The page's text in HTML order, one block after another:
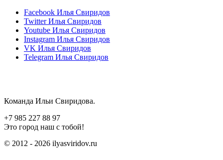
Facebook Илья Свиридов
Twitter Илья Свиридов
Youtube Илья Свиридов
Instagram Илья Свиридов
VK Илья Свиридов
Telegram Илья Свиридов
Команда Ильи Свиридова.
+7 985 227 88 97
Это город наш с тобой!
© 2012 - 2026 ilyasviridov.ru